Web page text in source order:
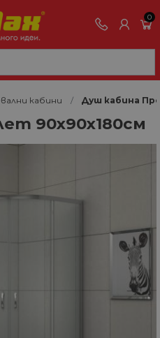
0
кабини Душ кабина
90х90х180см